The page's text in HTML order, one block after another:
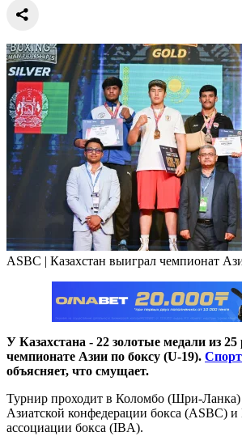
ASBC | Казахстан выиграл чемпионат
У Казахстана - 22 золотые медали из
чемпионате Азии по боксу (U-19).
объясняет, что смущает.
Турнир проходит в Коломбо (Шри-Ланка)
Азиатской конфедерации бокса (ASBC)
ассоциации бокса (IBA).